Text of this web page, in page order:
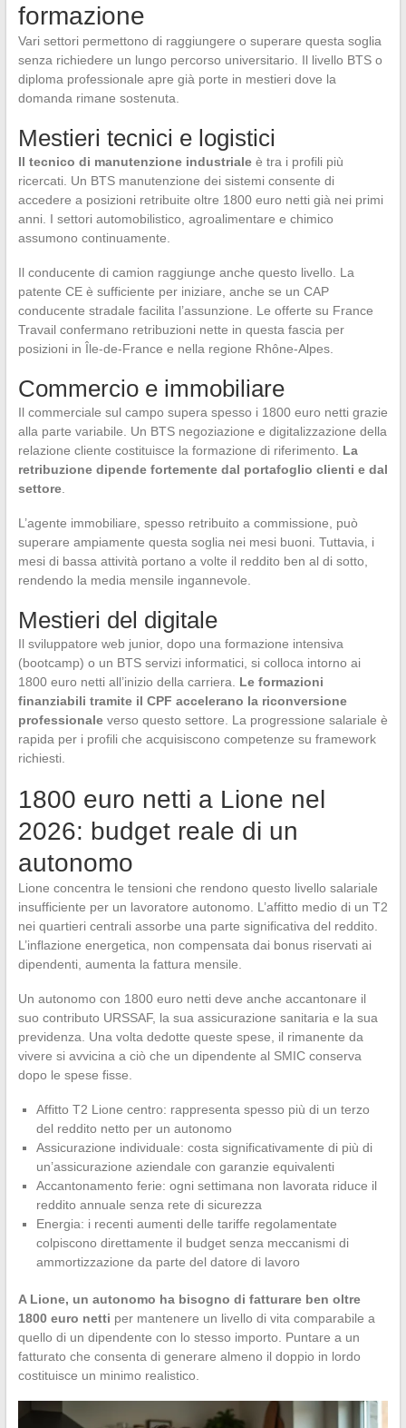
formazione
Vari settori permettono di raggiungere o superare questa soglia
senza richiedere un lungo percorso universitario. Il livello BTS o
diploma professionale apre già porte in mestieri dove la
domanda rimane sostenuta.
Mestieri tecnici e logistici
Il tecnico di manutenzione industrialeè tra i profili più
ricercati. Un BTS manutenzione dei sistemi consente di
accedere a posizioni retribuite oltre 1800 euro netti già nei primi
anni. I settori automobilistico, agroalimentare e chimico
assumono continuamente.
Il conducente di camion raggiunge anche questo livello. La
patente CE è sufficiente per iniziare, anche se un CAP
conducente stradale facilita l’assunzione. Le offerte su France
Travail confermano retribuzioni nette in questa fascia per
posizioni in Île-de-France e nella regione Rhône-Alpes.
Commercio e immobiliare
Il commerciale sul campo supera spesso i 1800 euro netti grazie
alla parte variabile. Un BTS negoziazione e digitalizzazione della
relazione cliente costituisce la formazione di riferimento. La
retribuzione dipende fortemente dal portafoglio clienti e dal
settore.
L’agente immobiliare, spesso retribuito a commissione, può
superare ampiamente questa soglia nei mesi buoni. Tuttavia, i
mesi di bassa attività portano a volte il reddito ben al di sotto,
rendendo la media mensile ingannevole.
Mestieri del digitale
Il sviluppatore web junior, dopo una formazione intensiva
(bootcamp) o un BTS servizi informatici, si colloca intorno ai
1800 euro netti all’inizio della carriera. Le formazioni
finanziabili tramite il CPF accelerano la riconversione
professionaleverso questo settore. La progressione salariale è
rapida per i profili che acquisiscono competenze su framework
richiesti.
1800 euro netti a Lione nel
2026: budget reale di un
autonomo
Lione concentra le tensioni che rendono questo livello salariale
insufficiente per un lavoratore autonomo. L’affitto medio di un T2
nei quartieri centrali assorbe una parte significativa del reddito.
L’inflazione energetica, non compensata dai bonus riservati ai
dipendenti, aumenta la fattura mensile.
Un autonomo con 1800 euro netti deve anche accantonare il
suo contributo URSSAF, la sua assicurazione sanitaria e la sua
previdenza. Una volta dedotte queste spese, il rimanente da
vivere si avvicina a ciò che un dipendente al SMIC conserva
dopo le spese fisse.
Affitto T2 Lione centro: rappresenta spesso più di un terzo
del reddito netto per un autonomo
Assicurazione individuale: costa significativamente di più di
un’assicurazione aziendale con garanzie equivalenti
Accantonamento ferie: ogni settimana non lavorata riduce il
reddito annuale senza rete di sicurezza
Energia: i recenti aumenti delle tariffe regolamentate
colpiscono direttamente il budget senza meccanismi di
ammortizzazione da parte del datore di lavoro
A Lione, un autonomo ha bisogno di fatturare ben oltre
1800 euro netti per mantenere un livello di vita comparabile a
quello di un dipendente con lo stesso importo. Puntare a un
fatturato che consenta di generare almeno il doppio in lordo
costituisce un minimo realistico.